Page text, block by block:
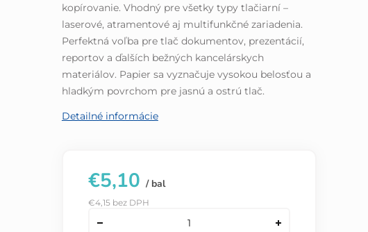
kopírovanie. Vhodný pre všetky typy tlačiarní –
laserové, atramentové aj multifunkčné zariadenia.
Perfektná voľba pre tlač dokumentov, prezentácií,
reportov a ďalších bežných kancelárskych
materiálov. Papier sa vyznačuje vysokou belosťou a
hladkým povrchom pre jasnú a ostrú tlač.
Detailné informácie
€5,10 / bal
€4,15 bez DPH